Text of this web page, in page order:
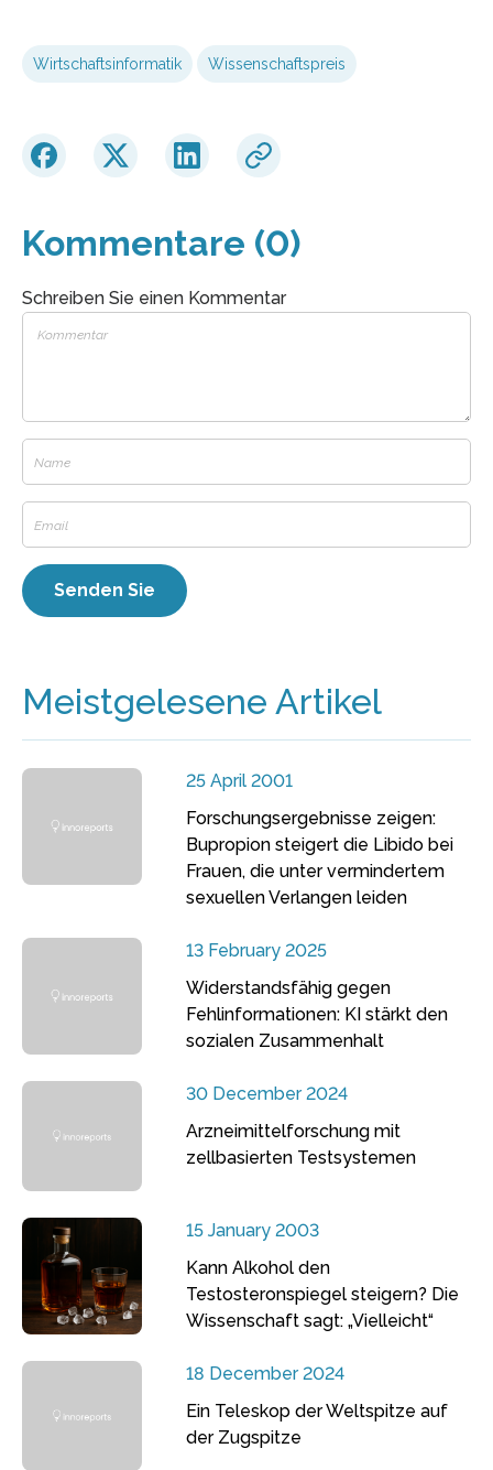
Wirtschaftsinformatik Wissenschaftspreis
Kommentare (0)
Schreiben Sie einen Kommentar
Meistgelesene Artikel
25 April 2001
Forschungsergebnisse zeigen:
Bupropion steigert die Libido bei
Frauen, die unter vermindertem
sexuellen Verlangen leiden
13 February 2025
Widerstandsfähig gegen
Fehlinformationen: KI stärkt den
sozialen Zusammenhalt
30 December 2024
Arzneimittelforschung mit
zellbasierten Testsystemen
15 January 2003
Kann Alkohol den
Testosteronspiegel steigern? Die
Wissenschaft sagt: „Vielleicht“
18 December 2024
Ein Teleskop der Weltspitze auf
der Zugspitze